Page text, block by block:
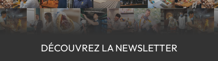
DÉCOUVREZ LA NEWSLETTER